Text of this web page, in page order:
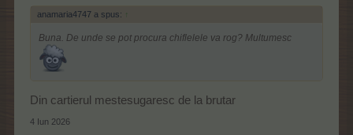
anamaria4747 a spus: ↑
Buna. De unde se pot procura chiflelele va rog? Multumesc
Din cartierul mestesugaresc de la brutar
4 Iun 2026